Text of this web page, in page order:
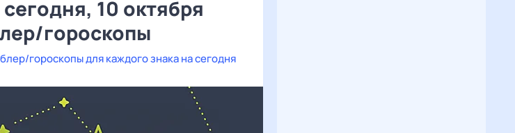
10 октября
гороскопы
гороскопы для каждого знака на сегодня